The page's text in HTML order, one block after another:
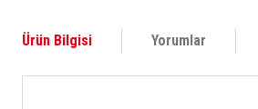
Ürün Bilgisi Yorumlar